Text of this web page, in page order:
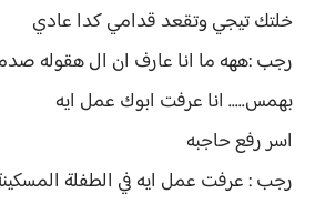
خلتك تيجي وتقعد قدامي كدا عادي
رجب :ههه ما انا عارف ان ال هقوله
بهمس..... انا عرفت ابوك عمل ايه
اسر رفع حاجبه
رجب : عرفت عمل ايه في الطفلة